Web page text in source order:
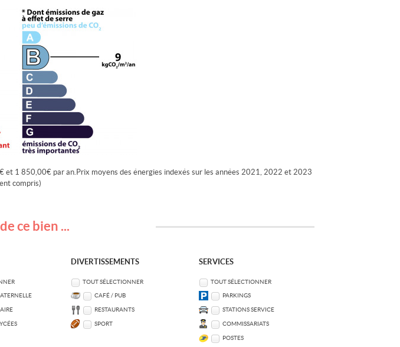
1 850,00€ par an.Prix moyens des énergies indexés sur les années 2021, 2022 et 2023
compris)
de ce bien ...
DIVERTISSEMENTS
TOUT SÉLECTIONNER
CAFÉ / PUB
RESTAURANTS
SPORT
SERVICES
TOUT SÉLECTIONNER
PARKINGS
STATIONS SERVICE
COMMISSARIATS
POSTES